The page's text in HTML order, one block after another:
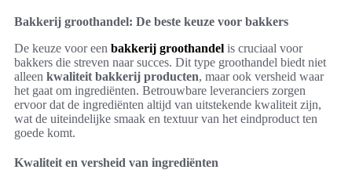
Bakkerij groothandel: De beste keuze voor bakkers
De keuze voor een bakkerij groothandel is cruciaal voor
bakkers die streven naar succes. Dit type groothandel biedt niet
alleen kwaliteit bakkerij producten, maar ook versheid waar
het gaat om ingrediënten. Betrouwbare leveranciers zorgen
ervoor dat de ingrediënten altijd van uitstekende kwaliteit zijn,
wat de uiteindelijke smaak en textuur van het eindproduct ten
goede komt.
Kwaliteit en versheid van ingrediënten